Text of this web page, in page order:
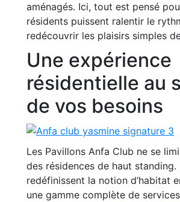
aménagés. Ici, tout est pensé
résidents puissent ralentir le
redécouvrir les plaisirs simples
Une expérience
résidentielle au
de vos besoins
Les Pavillons Anfa Club ne se
des résidences de haut standing.
redéfinissent la notion d’habitat
une gamme complète de